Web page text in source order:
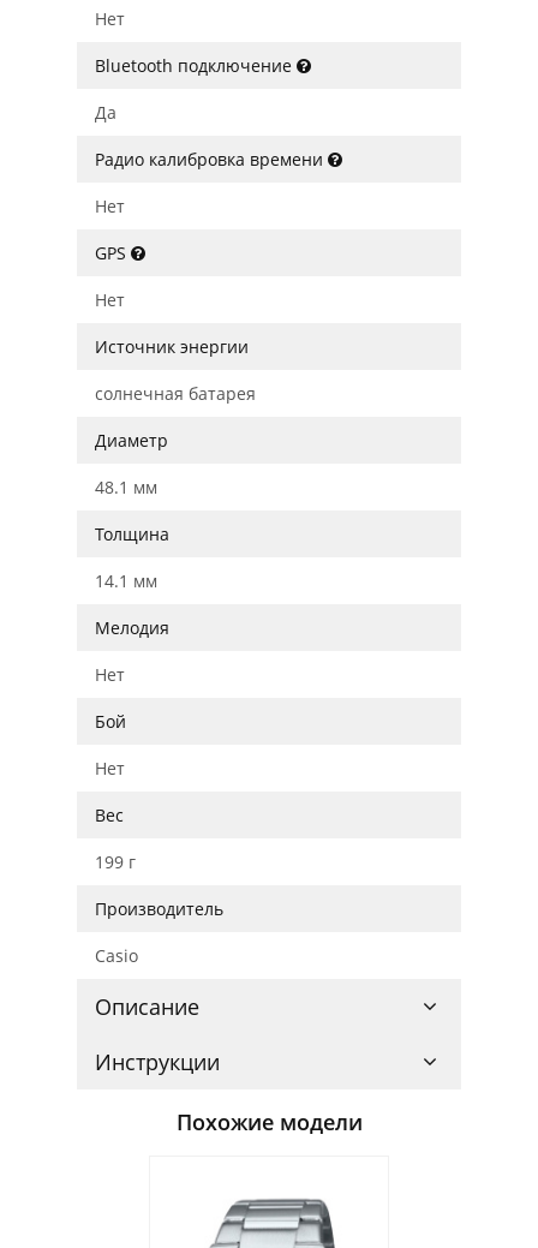
Нет
Bluetooth подключение
Да
Радио калибровка времени
Нет
GPS
Нет
Источник энергии
солнечная батарея
Диаметр
48.1 мм
Толщина
14.1 мм
Мелодия
Нет
Бой
Нет
Вес
199 г
Производитель
Casio
Описание
Инструкции
Похожие модели